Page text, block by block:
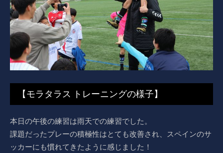
【モラタラス トレーニングの様子】
本日の午後の練習は雨天での練習でした。
課題だったプレーの積極性はとても改善され、スペインのサ
ッカーにも慣れてきたように感じました！